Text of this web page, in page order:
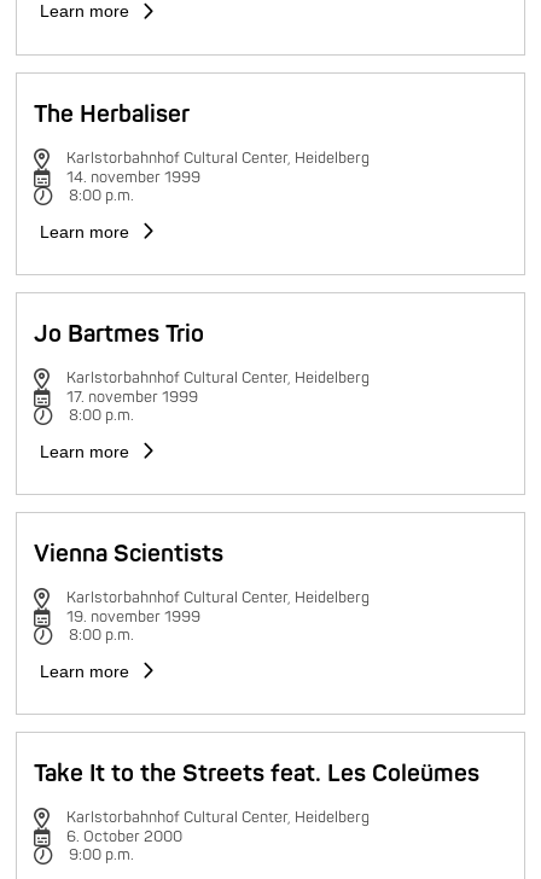
Learn more
The Herbaliser
Karlstorbahnhof Cultural Center, Heidelberg
14. november 1999
8:00 p.m.
Learn more
Jo Bartmes Trio
Karlstorbahnhof Cultural Center, Heidelberg
17. november 1999
8:00 p.m.
Learn more
Vienna Scientists
Karlstorbahnhof Cultural Center, Heidelberg
19. november 1999
8:00 p.m.
Learn more
Take It to the Streets feat. Les Coleümes
Karlstorbahnhof Cultural Center, Heidelberg
6. October 2000
9:00 p.m.